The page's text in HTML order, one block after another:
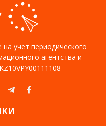
учет периодического
агентства и
TelegramFacebook